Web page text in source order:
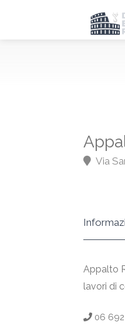
Via
Appalto
lavori di
06